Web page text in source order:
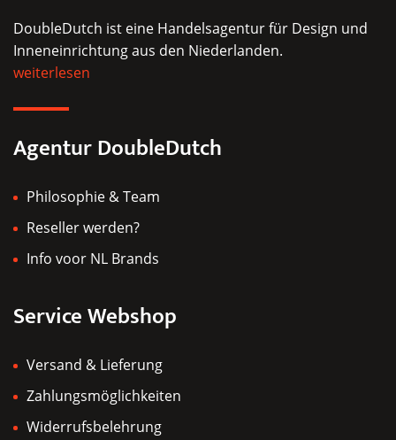
Optionen
können
gewählt
DoubleDutch ist eine Handelsagentur für Design und
Inneneinrichtung aus den Niederlanden.
weiterlesen
Agentur DoubleDutch
Philosophie & Team
Reseller werden?
Info voor NL Brands
Service Webshop
Versand & Lieferung
Zahlungsmöglichkeiten
Widerrufsbelehrung